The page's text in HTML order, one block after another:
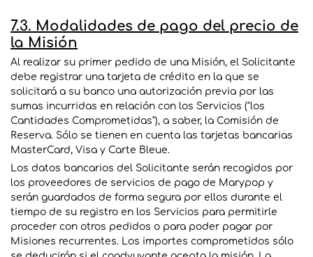
7.3. Modalidades de pago del precio de
la Misión
Al realizar su primer pedido de una Misión, el Solicitante
debe registrar una tarjeta de crédito en la que se
solicitará a su banco una autorización previa por las
sumas incurridas en relación con los Servicios ("los
Cantidades Comprometidas"), a saber, la Comisión de
Reserva. Sólo se tienen en cuenta las tarjetas bancarias
MasterCard, Visa y Carte Bleue.
Los datos bancarios del Solicitante serán recogidos por
los proveedores de servicios de pago de Marypop y
serán guardados de forma segura por ellos durante el
tiempo de su registro en los Servicios para permitirle
proceder con otros pedidos o para poder pagar por
Misiones recurrentes. Los importes comprometidos sólo